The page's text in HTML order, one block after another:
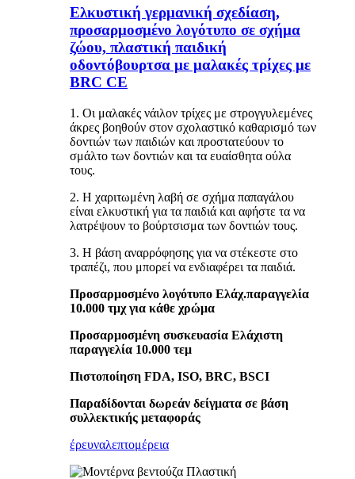
Ελκυστική γερμανική σχεδίαση,
προσαρμοσμένο λογότυπο σε σχήμα
ζώου, πλαστική παιδική
οδοντόβουρτσα με μαλακές τρίχες με
BRC CE
1. Οι μαλακές νάιλον τρίχες με στρογγυλεμένες
άκρες βοηθούν στον σχολαστικό καθαρισμό των
δοντιών των παιδιών και προστατεύουν το
σμάλτο των δοντιών και τα ευαίσθητα ούλα
τους.
2. Η χαριτωμένη λαβή σε σχήμα παπαγάλου
είναι ελκυστική για τα παιδιά και αφήστε τα να
λατρέψουν το βούρτσισμα των δοντιών τους.
3. Η βάση αναρρόφησης για να στέκεστε στο
τραπέζι, που μπορεί να ενδιαφέρει τα παιδιά.
Προσαρμοσμένο λογότυπο Ελάχ.παραγγελία
10.000 τμχ για κάθε χρώμα
Προσαρμοσμένη συσκευασία Ελάχιστη
παραγγελία 10.000 τεμ
Πιστοποίηση FDA, ISO, BRC, BSCI
Παραδίδονται δωρεάν δείγματα σε βάση
συλλεκτικής μεταφοράς
έρευναλεπτομέρεια